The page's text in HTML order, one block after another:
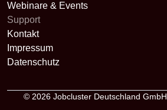
Webinare & Events
Support
Kontakt
Impressum
Datenschutz
© 2026 Jobcluster Deutschland GmbH